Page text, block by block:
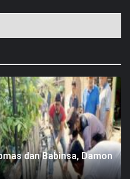
dan Babinsa, Damon